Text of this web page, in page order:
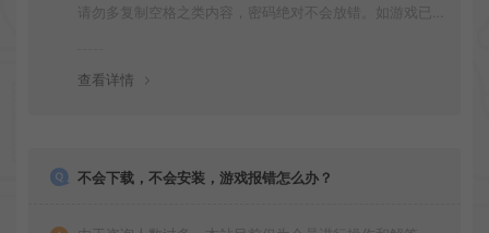
请勿多复制空格之类内容，密码绝对不会放错。如游戏已
查看详情
不会下载，不会安装，游戏报错怎么办？